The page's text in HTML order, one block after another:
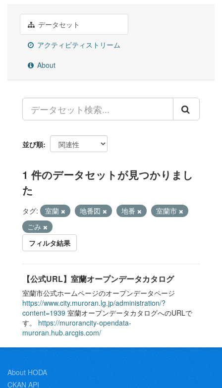
データセット
アクティビティストリーム
About
並び順
1 件のデータセットが見つかりまし
た
タグ: 室蘭 地番図 地番
室蘭市
ごみ
フィルタ結果
【公式URL】室蘭オープンデータカタログ
室蘭市公式ホームページのオープンデータページ
https://www.city.muroran.lg.jp/administration/?
content=1939 室蘭オープンデータカタログへのURLで
す。 https://murorancity-opendata-
muroran.hub.arcgis.com/
About HODA
CKAN API